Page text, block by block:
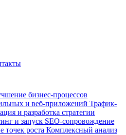
бизнес-процессов
и веб-приложений Трафик-
и разработка стратегии
и запуск SEO-сопровождение
точек роста Комплексный анализ